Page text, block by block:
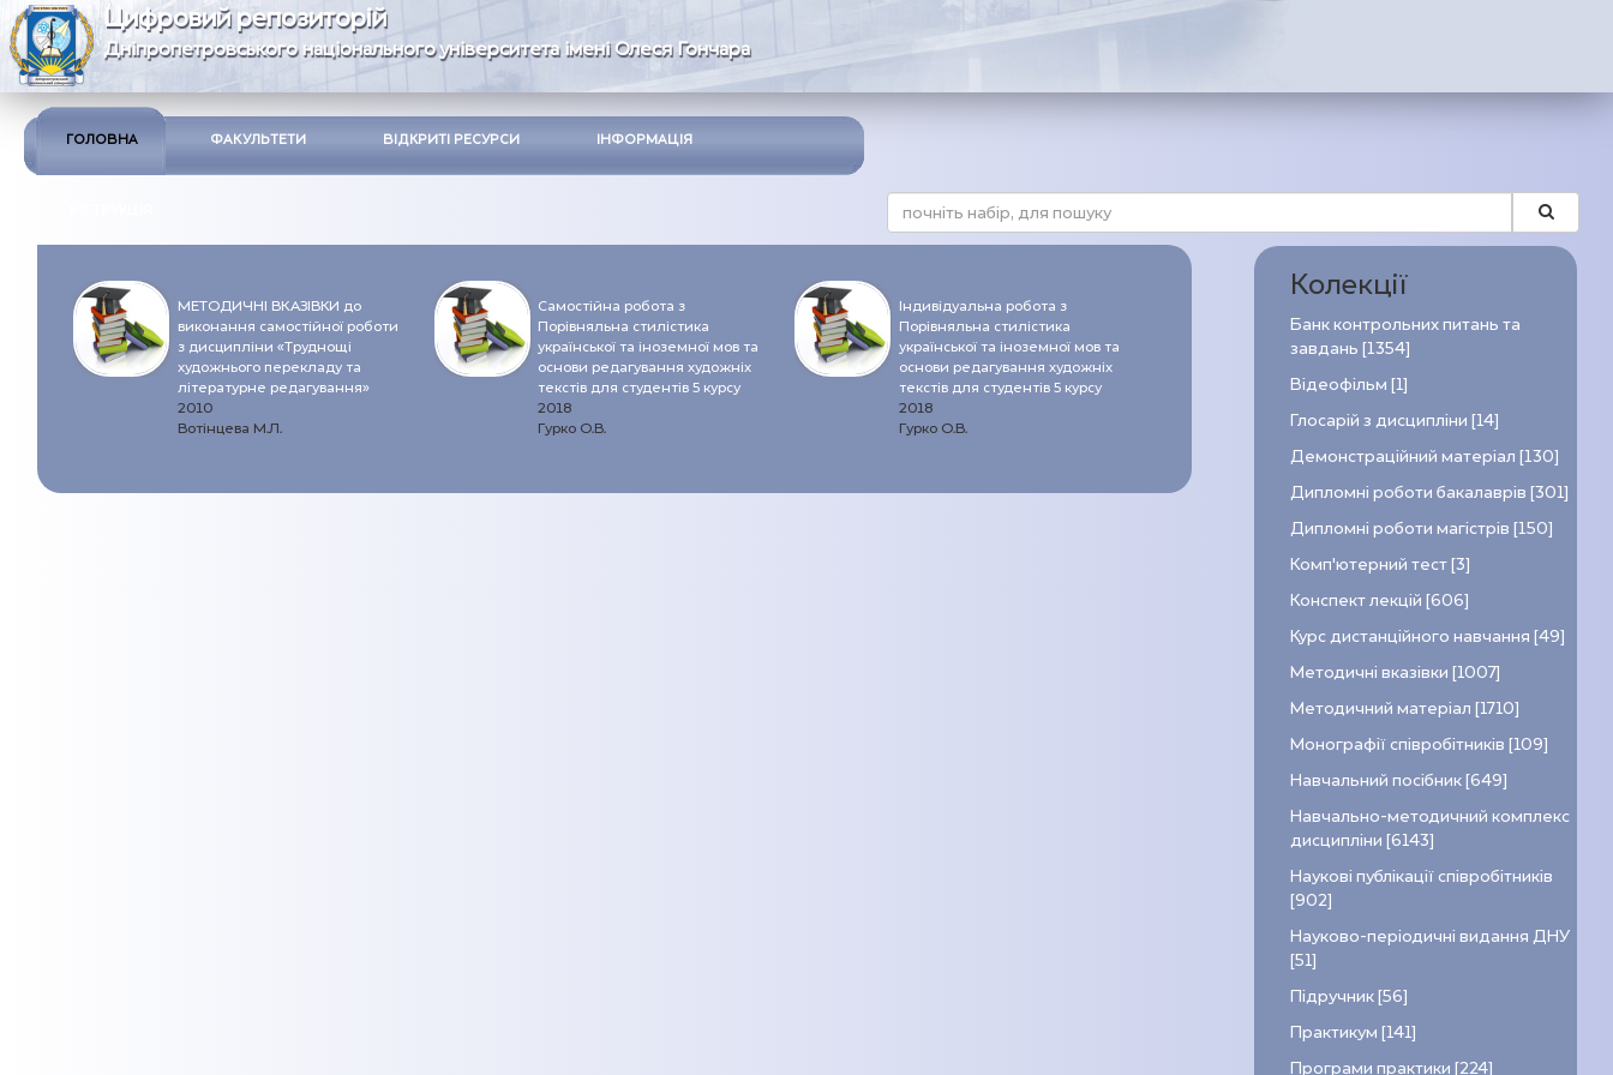
Цифровий репозиторій
Дніпропетровського національного університета імені Олеся Гончара
ГОЛОВНА ФАКУЛЬТЕТИ ВІДКРИТІ РЕСУРСИ ІНФОРМАЦІЯ
МЕТОДИЧНІ ВКАЗІВКИ до
виконання самостійної роботи
з дисципліни «Труднощі
художнього перекладу та
літературне редагування»
2010
Вотінцева М.Л.
Самостійна робота з
Порівняльна стилістика
української та іноземної мов та
основи редагування художніх
текстів для студентів 5 курсу
2018
Гурко О.В.
Індивідуальна робота з
Порівняльна стилістика
української та іноземної мов та
основи редагування художніх
текстів для студентів 5 курсу
2018
Гурко О.В.
Колекції
Банк контрольних питань та
завдань [1354]
Відеофільм [1]
Глосарій з дисципліни [14]
Демонстраційний матеріал [130]
Дипломні роботи бакалаврів [301]
Дипломні роботи магістрів [150]
Комп’ютерний тест [3]
Конспект лекцій [606]
Курс дистанційного навчання [49]
Методичні вказівки [1007]
Методичний матеріал [1710]
Монографії співробітників [109]
Навчальний посібник [649]
Навчально-методичний комплекс
дисципліни [6143]
Наукові публікації співробітників
[902]
Науково-періодичні видання ДНУ
[51]
Підручник [56]
Практикум [141]
Програми практики [224]